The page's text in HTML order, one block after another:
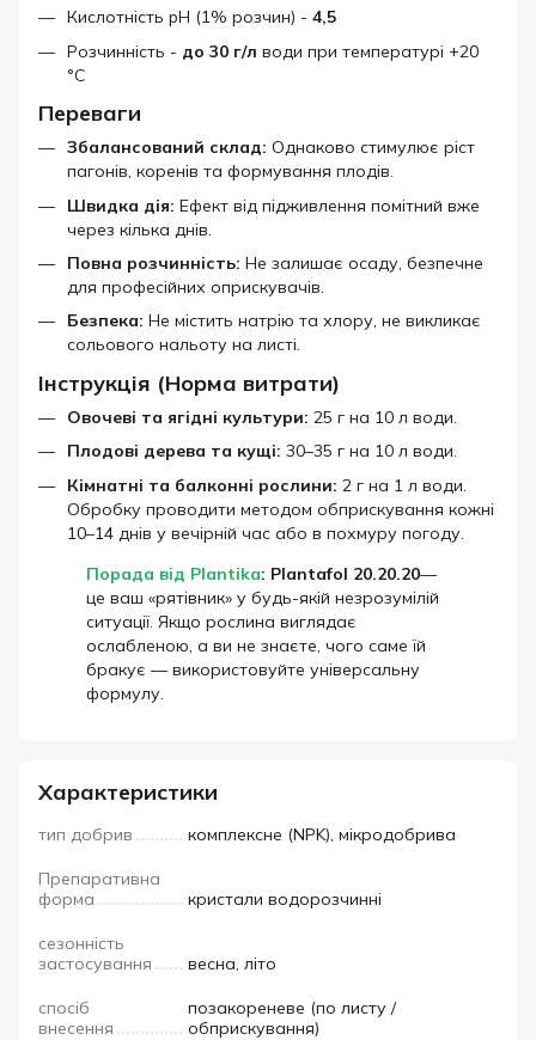
Кислотність pH (1% розчин) - 4,5
Розчинність - до 30 г/л води при температурі +20
°C
Переваги
Збалансований склад: Однаково стимулює ріст
пагонів, коренів та формування плодів.
Швидка дія: Ефект від підживлення помітний вже
через кілька днів.
Повна розчинність: Не залишає осаду, безпечне
для професійних оприскувачів.
Безпека: Не містить натрію та хлору, не викликає
сольового нальоту на листі.
Інструкція (Норма витрати)
Овочеві та ягідні культури: 25 г на 10 л води.
Плодові дерева та кущі: 30–35 г на 10 л води.
Кімнатні та балконні рослини: 2 г на 1 л води.
Обробку проводити методом обприскування кожні
10–14 днів у вечірній час або в похмуру погоду.
Порада від Plantika: Plantafol 20.20.20—
це ваш «рятівник» у будь-якій незрозумілій
ситуації. Якщо рослина виглядає
ослабленою, а ви не знаєте, чого саме їй
бракує — використовуйте універсальну
формулу.
Характеристики
тип добрив комплексне (NPK), мікродобрива
Препаративна
форма
кристали водорозчинні
сезонність
застосування
весна, літо
спосіб
внесення
позакореневе (по листу /
обприскування)